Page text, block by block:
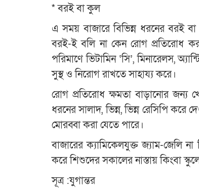
* বরই বা কুল
এ সময় বাজারে বিভিন্ন ধরনের বরই
বরই-ই বলি না কেন রোগ প্রতিরোধ
পরিমাণে ভিটামিন ‘সি’, মিনারেলস,
সুস্থ ও নিরোগ রাখতে সাহায্য করে।
রোগ প্রতিরোধ ক্ষমতা বাড়ানোর জন্য
ধরনের সালাদ, ভিন্ন, ভিন্ন রেসিপি
মোরব্বা করা যেতে পারে।
বাজারের ক্যামিকেলযুক্ত জ্যাম-জেলি
করে শিশুদের সকালের নাস্তায় কিংবা
সূত্র :যুগান্তর